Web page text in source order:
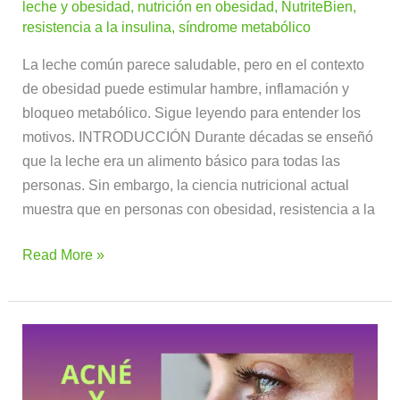
leche y obesidad, nutrición en obesidad, NutriteBien,
resistencia a la insulina,síndrome metabólico
La leche común parece saludable, pero en el contexto
de obesidad puede estimular hambre, inflamación y
bloqueo metabólico. Sigue leyendo para entender los
motivos. INTRODUCCIÓN Durante décadas se enseñó
que la leche era un alimento básico para todas las
personas. Sin embargo, la ciencia nutricional actual
muestra que en personas con obesidad, resistencia a la
Read More »